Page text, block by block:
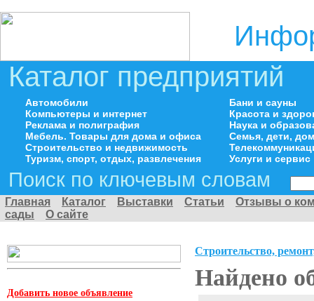
Каталог предприятий
Автомобили
Компьютеры и интернет
Реклама и полиграфия
Мебель. Товары для дома и офиса
Строительство и недвижимость
Туризм, спорт, отдых, развлечения
Бани и сауны
Красота и
Наука и
Семья, дети,
Услуги и сервис
Поиск по ключевым словам
Главная Каталог Выставки Статьи
Отзывы о
сады
О сайте
Добавить новое объявление
Строительство,
Найдено